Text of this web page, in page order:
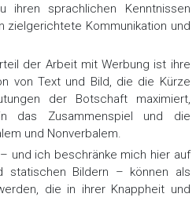
ihren sprachlichen Kenntnissen
zielgerichtete Kommunikation und
der Arbeit mit Werbung ist ihre
von Text und Bild, die die Kürze
der Botschaft maximiert,
das Zusammenspiel und die
und Nonverbalem.
– und ich beschränke mich hier auf
statischen Bildern – können als
die in ihrer Knappheit und